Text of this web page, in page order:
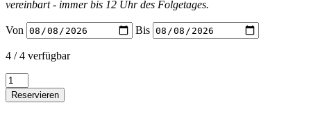
vereinbart - immer bis 12 Uhr des Folgetages.
Von Bis
4 / 4 verfügbar
DPA
4099
Violinhalter
Reservieren